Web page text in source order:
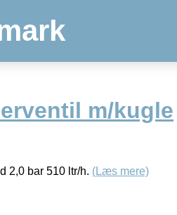
m/kugle
2,0 bar 510 ltr/h. (Læs mere)